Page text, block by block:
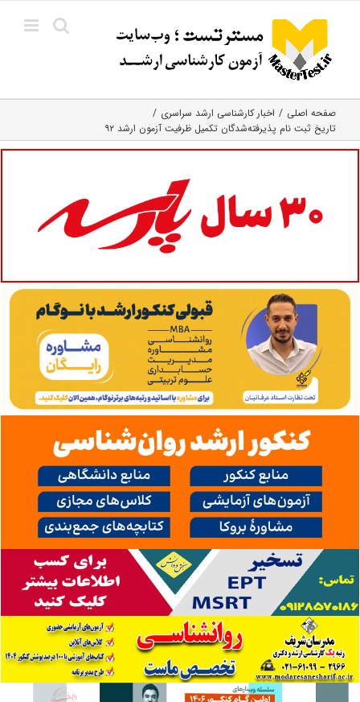
content
صفحه اصلی
اخبار کارشناسی ارشد سراسری
تاریخ ثبت نام پذیرفته‌شدگان تکمیل ظرفیت آزمون ارشد ۹۲